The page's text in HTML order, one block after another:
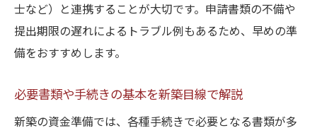
士など）と連携することが大切です。申請書類の不備や
提出期限の遅れによるトラブル例もあるため、早めの準
備をおすすめします。
必要書類や手続きの基本を新築目線で解説
新築の資金準備では、各種手続きで必要となる書類が多